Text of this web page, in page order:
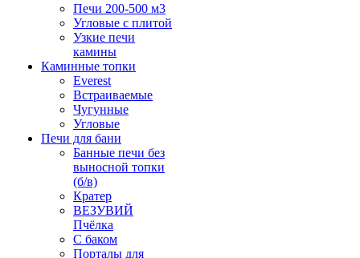
Печи 200-500 м3
Угловые с плитой
Узкие печи
камины
Каминные топки
Everest
Встраиваемые
Чугунные
Угловые
Печи для бани
Банные печи без
выносной топки
(б/в)
Кратер
ВЕЗУВИЙ
Пчёлка
С баком
Порталы для